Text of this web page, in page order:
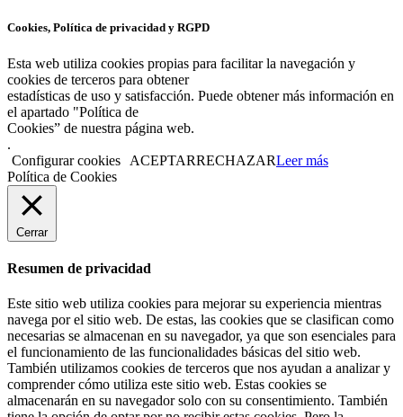
Cookies, Política de privacidad y RGPD
Esta web utiliza cookies propias para facilitar la navegación y
cookies de terceros para obtener
estadísticas de uso y satisfacción. Puede obtener más información en
el apartado "Política de
Cookies” de nuestra página web.
.
Configurar cookies
ACEPTARRECHAZARLeer más
Política de Cookies
Cerrar
Resumen de privacidad
Este sitio web utiliza cookies para mejorar su experiencia mientras
navega por el sitio web. De estas, las cookies que se clasifican como
necesarias se almacenan en su navegador, ya que son esenciales para
el funcionamiento de las funcionalidades básicas del sitio web.
También utilizamos cookies de terceros que nos ayudan a analizar y
comprender cómo utiliza este sitio web. Estas cookies se
almacenarán en su navegador solo con su consentimiento. También